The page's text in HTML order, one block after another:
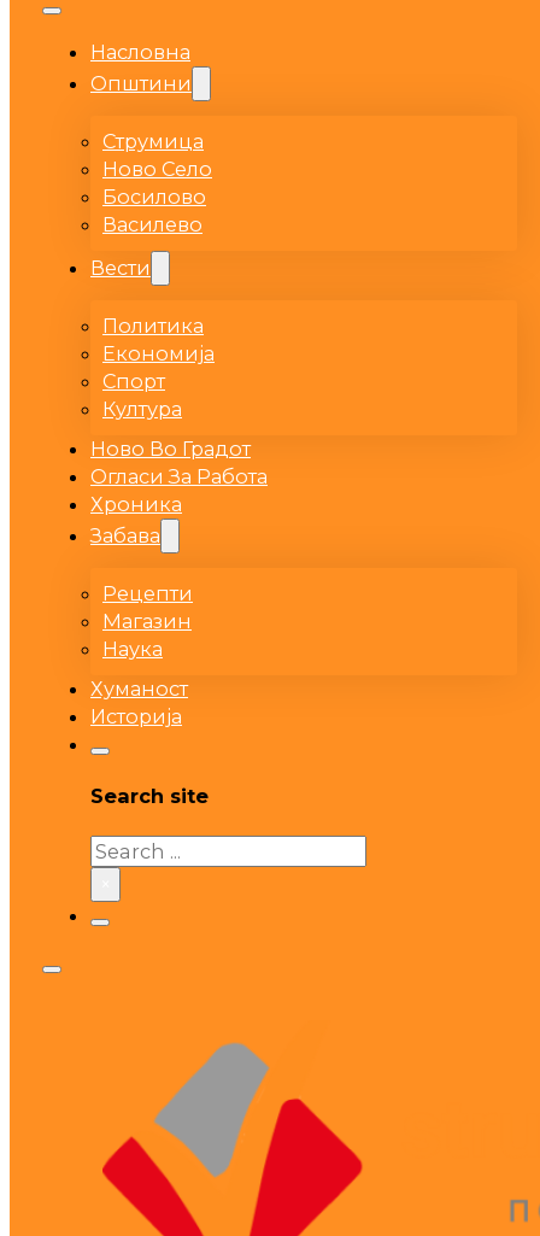
Насловна
Општини
Струмица
Ново Село
Босилово
Василево
Вести
Политика
Економија
Спорт
Култура
Ново Во Градот
Огласи За Работа
Хроника
Забава
Рецепти
Магазин
Наука
Хуманост
Историја
Search site
Search